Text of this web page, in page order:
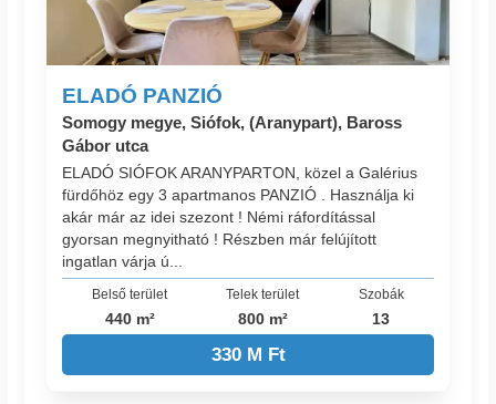
ELADÓ PANZIÓ
Somogy megye, Siófok, (Aranypart), Baross
Gábor utca
ELADÓ SIÓFOK ARANYPARTON, közel a Galérius
fürdőhöz egy 3 apartmanos PANZIÓ . Használja ki
akár már az idei szezont ! Némi ráfordítással
gyorsan megnyitható ! Részben már felújított
ingatlan várja ú...
Belső terület
440 m²
Telek terület
800 m²
Szobák
13
330 M Ft